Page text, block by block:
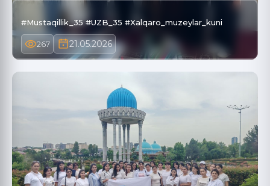
#Mustaqillik_35 #UZB_35 #Xalqaro_muzeylar_kuni
267 21.05.2026